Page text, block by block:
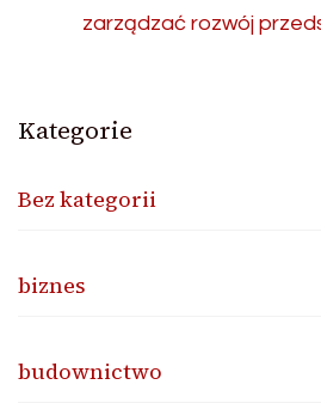
zarządzać rozwój
Kategorie
Bez kategorii
biznes
budownictwo